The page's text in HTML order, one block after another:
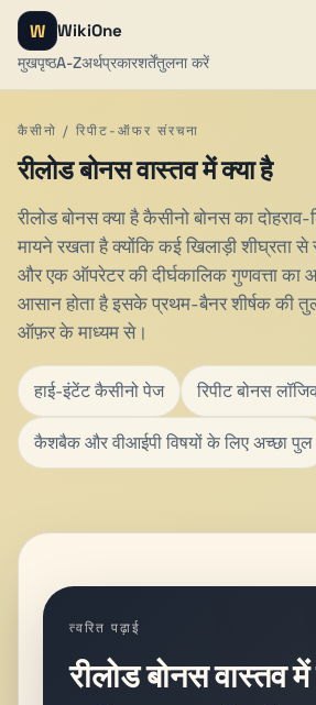
W WikiOne
मुखपृष्ठA-Zअर्थप्रकारशर्तेंतुलना करें
कैसीनो / रिपीट-ऑफर संरचना
रीलोड बोनस वास्तव में क्या है
रीलोड बोनस क्या है कैसीनो बोनस का
मायने रखता है क्योंकि कई खिलाड़ी शीघ्रता
और एक ऑपरेटर की दीर्घकालिक गुणवत्ता
आसान होता है इसके प्रथम-बैनर शीर्षक की
ऑफ़र के माध्यम से।
हाई-इंटेंट कैसीनो पेज रिपीट बोनस
कैशबैक और वीआईपी विषयों के लिए अच्छा पुल
त्वरित पढ़ाई
रीलोड बोनस वास्तव